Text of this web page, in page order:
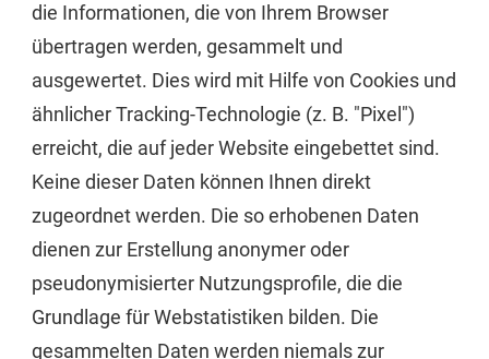
die Informationen, die von Ihrem Browser
übertragen werden, gesammelt und
ausgewertet. Dies wird mit Hilfe von Cookies und
ähnlicher Tracking-Technologie (z. B. "Pixel")
erreicht, die auf jeder Website eingebettet sind.
Keine dieser Daten können Ihnen direkt
zugeordnet werden. Die so erhobenen Daten
dienen zur Erstellung anonymer oder
pseudonymisierter Nutzungsprofile, die die
Grundlage für Webstatistiken bilden. Die
gesammelten Daten werden niemals zur